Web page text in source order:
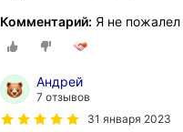
Комментарий: Я не пожалел
Андрей
7 отзывов
31 января 2023